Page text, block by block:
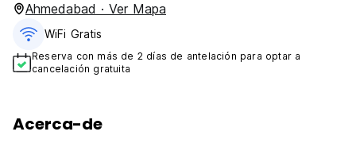
Ahmedabad · Ver Mapa
WiFi Gratis
Reserva con más de 2 días de antelación para optar a
cancelación gratuita
Acerca-de